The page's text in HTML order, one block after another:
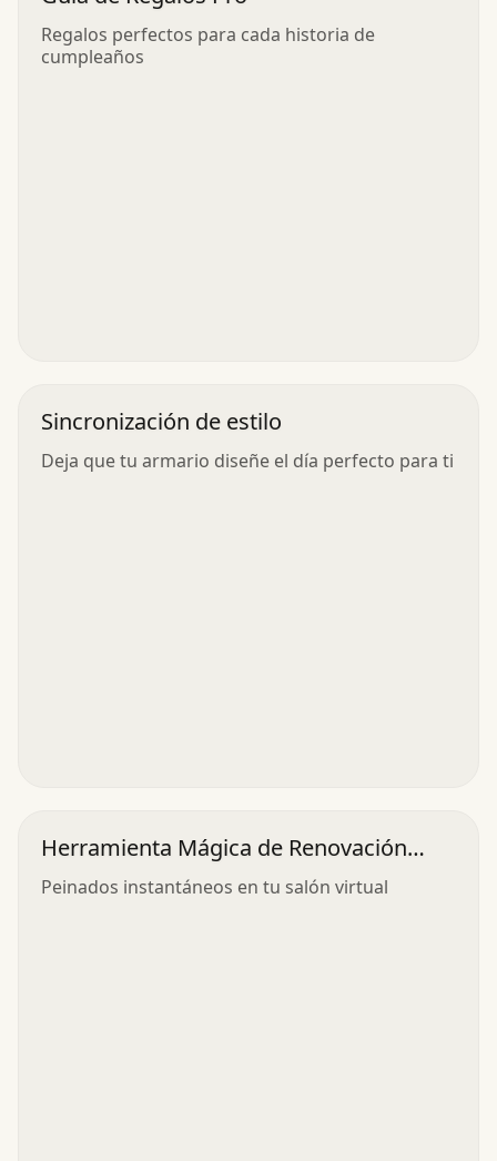
Regalos perfectos para cada historia de
cumpleaños
Sincronización de estilo
Deja que tu armario diseñe el día perfecto para ti
Herramienta Mágica de Renovación
Capilar
Peinados instantáneos en tu salón virtual